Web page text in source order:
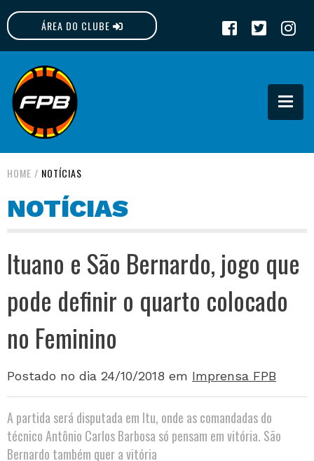
ÁREA DO CLUBE
FPB
HOME / NOTÍCIAS
NOTÍCIAS
Ituano e São Bernardo, jogo que
pode definir o quarto colocado
no Feminino
Postado no dia 24/10/2018 em Imprensa FPB
A partida será disputada em Itu, onde as comandadas do
técnico Antônio Carlos Barbosa só pensam em vitória. São
Bernardo também quer a vitória